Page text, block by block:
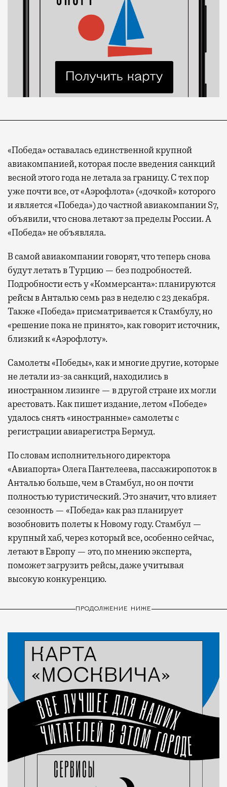
«Победа» оставалась единственной крупной
авиакомпанией, которая после введения санкций
весной этого года не летала за границу. С тех пор
уже почти все, от «Аэрофлота» («дочкой» которого
и является «Победа») до частной авиакомпании S7,
объявили, что снова летают за пределы России. А
«Победа» не объявляла.
В самой авиакомпании говорят, что теперь снова
будут летать в Турцию — без подробностей.
Подробности есть у «Коммерсанта»: планируются
рейсы в Анталью семь раз в неделю с 23 декабря.
Также «Победа» присматривается к Стамбулу, но
«решение пока не принято», как говорит источник,
близкий к «Аэрофлоту».
Самолеты «Победы», как и многие другие, которые
не летали из-за санкций, находились в
иностранном лизинге — в другой стране их могли
арестовать. Как пишет издание, летом «Победе»
удалось снять «иностранные» самолеты с
регистрации авиарегистра Бермуд.
По словам исполнительного директора
«Авиапорта» Олега Пантелеева, пассажиропоток в
Анталью больше, чем в Стамбул, но он почти
полностью туристический. Это значит, что влияет
сезонность — «Победа» как раз планирует
возобновить полеты к Новому году. Стамбул —
крупный хаб, через который все, особенно сейчас,
летают в Европу — это, по мнению эксперта,
поможет загрузить рейсы, даже учитывая
высокую конкуренцию.
ПРОДОЛЖЕНИЕ НИЖЕ